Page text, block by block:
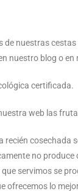
de nuestras
nuestro blog o
certificada.
web las
recién cosechada
no
servimos se
ofrecemos lo